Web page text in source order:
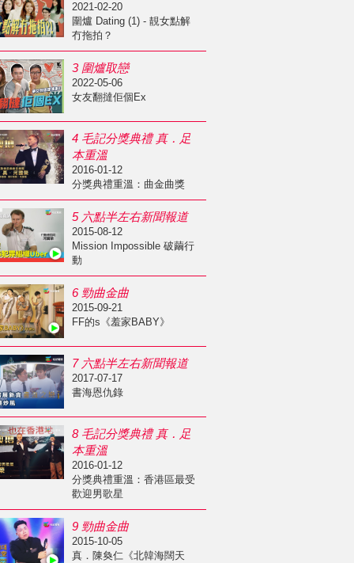
2021-02-20
圍爐 Dating (1) - 靚女點解
冇拖拍？
3 圍爐取戀
2022-05-06
女友翻撻佢個Ex
4 毛記分獎典禮 真．足
本重溫
2016-01-12
分獎典禮重溫：曲金曲獎
5 六點半左右新聞報道
2015-08-12
Mission Impossible 破繭行
動
6 勁曲金曲
2015-09-21
FF的s《羞家BABY》
7 六點半左右新聞報道
2017-07-17
書海恩仇錄
8 毛記分獎典禮 真．足
本重溫
2016-01-12
分獎典禮重溫：香港區最受
歡迎男歌星
9 勁曲金曲
2015-10-05
真．陳奐仁《北韓海闊天